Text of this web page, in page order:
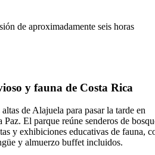
de aproximadamente seis horas
y fauna de Costa Rica
de Alajuela para pasar la tarde en
Paz. El parque reúne senderos de
y exhibiciones educativas de fauna,
y almuerzo buffet incluidos.